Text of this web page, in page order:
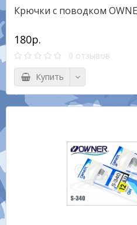
Крючки с поводком
180р.
0 отзывов
Купить